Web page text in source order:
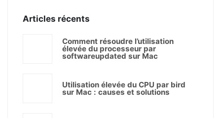
Articles récents
Comment résoudre l’utilisation
élevée du processeur par
softwareupdated sur Mac
Utilisation élevée du CPU par bird
sur Mac : causes et solutions